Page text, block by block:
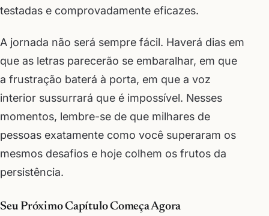
testadas e comprovadamente eficazes.
A jornada não será sempre fácil. Haverá dias em
que as letras parecerão se embaralhar, em que
a frustração baterá à porta, em que a voz
interior sussurrará que é impossível. Nesses
momentos, lembre-se de que milhares de
pessoas exatamente como você superaram os
mesmos desafios e hoje colhem os frutos da
persistência.
Seu Próximo Capítulo Começa Agora